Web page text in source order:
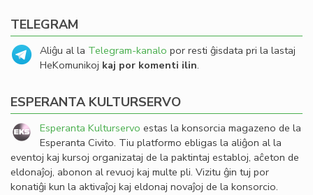
TELEGRAM
Aliĝu al la Telegram-kanalo por resti ĝisdata pri la lastaj
HeKomunikoj kaj por komenti ilin.
ESPERANTA KULTURSERVO
Esperanta Kulturservo estas la konsorcia magazeno de la
Esperanta Civito. Tiu platformo ebligas la aliĝon al la
eventoj kaj kursoj organizataj de la paktintaj establoj, aĉeton de
eldonaĵoj, abonon al revuoj kaj multe pli. Vizitu ĝin tuj por
konatiĝi kun la aktivaĵoj kaj eldonaj novaĵoj de la konsorcio.